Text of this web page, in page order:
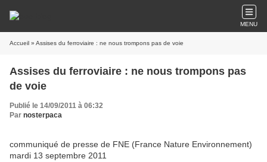
MENU
Accueil » Assises du ferroviaire : ne nous trompons pas de voie
Assises du ferroviaire : ne nous trompons pas
de voie
Publié le 14/09/2011 à 06:32
Par nosterpaca
communiqué de presse de FNE (France Nature Environnement)
mardi 13 septembre 2011